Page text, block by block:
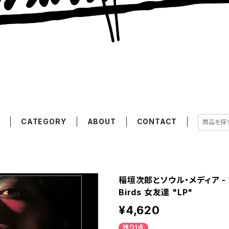
CATEGORY ABOUT CONTACT
稲垣次郎とソウル・メディ
Birds 女友達 "LP"
¥4,620
残り1点